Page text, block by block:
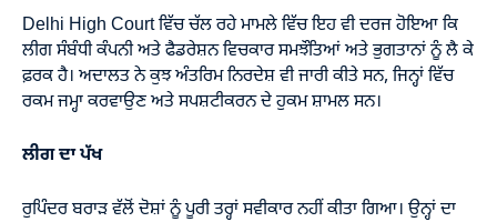
Delhi High Court ਵਿੱਚ ਚੱਲ ਰਹੇ ਮਾਮਲੇ ਵਿੱਚ ਇਹ ਵੀ ਦਰਜ ਹੋਇਆ ਕਿ
ਲੀਗ ਸੰਬੰਧੀ ਕੰਪਨੀ ਅਤੇ ਫੈਡਰੇਸ਼ਨ ਵਿਚਕਾਰ ਸਮਝੌਤਿਆਂ ਅਤੇ ਭੁਗਤਾਨਾਂ ਨੂੰ ਲੈ ਕੇ
ਫ਼ਰਕ ਹੈ। ਅਦਾਲਤ ਨੇ ਕੁਝ ਅੰਤਰਿਮ ਨਿਰਦੇਸ਼ ਵੀ ਜਾਰੀ ਕੀਤੇ ਸਨ, ਜਿਨ੍ਹਾਂ ਵਿੱਚ
ਰਕਮ ਜਮ੍ਹਾ ਕਰਵਾਉਣ ਅਤੇ ਸਪਸ਼ਟੀਕਰਨ ਦੇ ਹੁਕਮ ਸ਼ਾਮਲ ਸਨ।
ਲੀਗ ਦਾ ਪੱਖ
ਰੁਪਿੰਦਰ ਬਰਾੜ ਵੱਲੋਂ ਦੋਸ਼ਾਂ ਨੂੰ ਪੂਰੀ ਤਰ੍ਹਾਂ ਸਵੀਕਾਰ ਨਹੀਂ ਕੀਤਾ ਗਿਆ। ਉਨ੍ਹਾਂ ਦਾ